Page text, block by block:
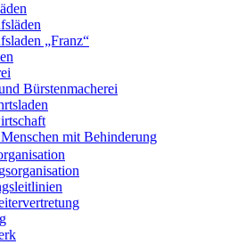
„Franz“
Bürstenmacherei
mit Behinderung